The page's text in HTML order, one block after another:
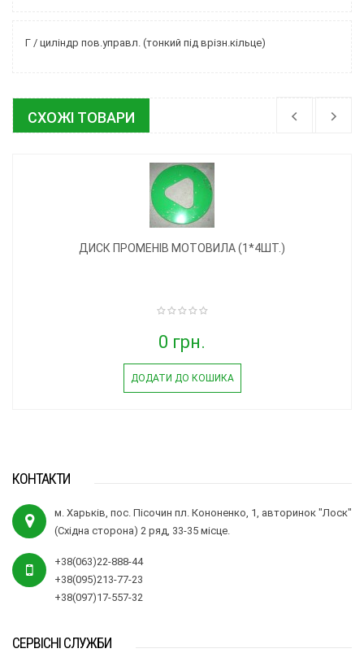
Г / циліндр пов.управл. (тонкий під врізн.кільце)
СХОЖІ ТОВАРИ
ДИСК ПРОМЕНІВ МОТОВИЛА (1*4ШТ.)
0 грн.
ДОДАТИ ДО КОШИКА
КОНТАКТИ
м. Харьків, пос. Пісочин пл. Кононенко, 1, авторинок "Лоск"
(Східна сторона) 2 ряд, 33-35 місце.
+38(063)22-888-44
+38(095)213-77-23
+38(097)17-557-32
СЕРВІСНІ СЛУЖБИ